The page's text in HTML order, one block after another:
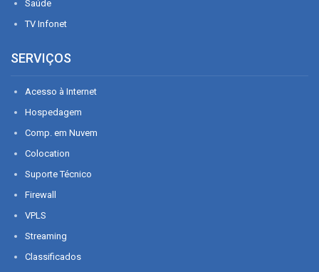
Saúde
TV Infonet
SERVIÇOS
Acesso à Internet
Hospedagem
Comp. em Nuvem
Colocation
Suporte Técnico
Firewall
VPLS
Streaming
Classificados